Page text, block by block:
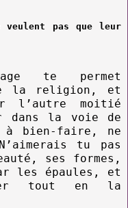
veulent pas que leur
te permet
la religion, et
l’autre moitié
dans la voie de
à bien-faire, ne
tu pas
ses formes,
les épaules, et
tout en la